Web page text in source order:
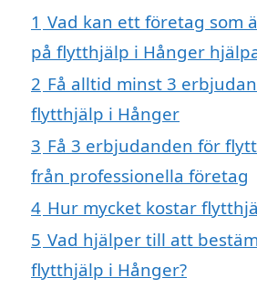
1 Vad kan ett företag som
på flytthjälp i Hånger
2 Få alltid minst 3
flytthjälp i Hånger
3 Få 3 erbjudanden för
från professionella företag
4 Hur mycket kostar
5 Vad hjälper till att
flytthjälp i Hånger?